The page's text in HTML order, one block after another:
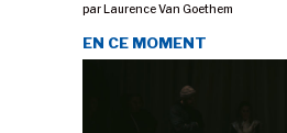
parLaurence Van Goethem
EN CE MOMENT